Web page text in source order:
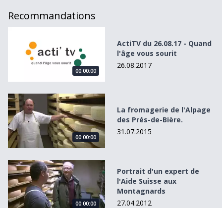
Recommandations
00:00:00
ActiTV du 26.08.17 - Quand
l'âge vous sourit
26.08.2017
La fromagerie de l&#039;Alpage des Prés-de-Bière.
00:00:00
La fromagerie de l'Alpage
des Prés-de-Bière.
31.07.2015
Portrait d&#039;un expert de l&#039;Aide Suisse aux
00:00:00
Portrait d'un expert de
l'Aide Suisse aux
Montagnards
27.04.2012